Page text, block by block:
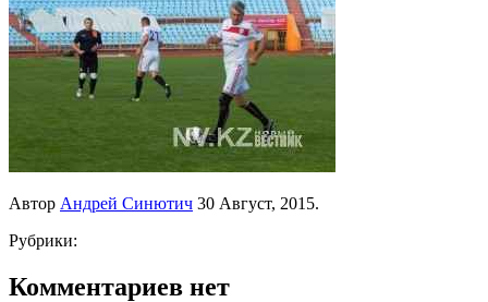
Автор Андрей Синютич 30 Август, 2015.
Рубрики:
Комментариев нет